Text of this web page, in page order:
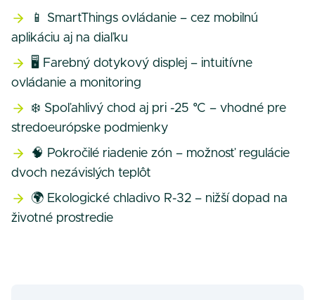
📱 SmartThings ovládanie – cez mobilnú
aplikáciu aj na diaľku
🖥️ Farebný dotykový displej – intuitívne
ovládanie a monitoring
❄️ Spoľahlivý chod aj pri -25 °C – vhodné pre
stredoeurópske podmienky
🧠 Pokročilé riadenie zón – možnosť regulácie
dvoch nezávislých teplôt
🌍 Ekologické chladivo R-32 – nižší dopad na
životné prostredie